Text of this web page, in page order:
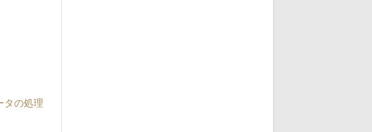
タの処理